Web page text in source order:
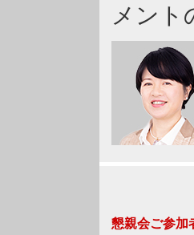
メント
懇親会ご参加